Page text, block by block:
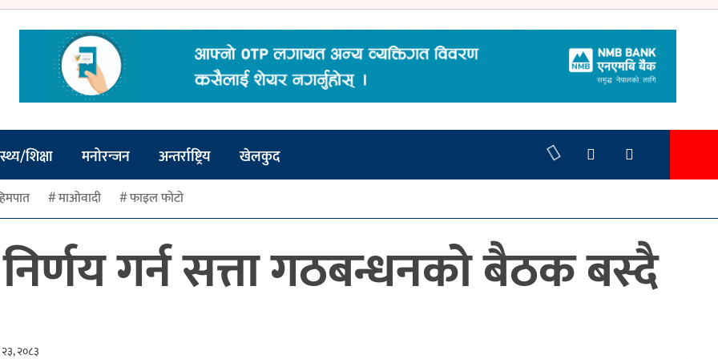
शिक्षा मनोरन्जन अन्तर्राष्ट्रिय
खेलकुद
माओवादी फाइल फोटो
गर्न सत्ता गठबन्धनको बैठक बस्दै
२०८३